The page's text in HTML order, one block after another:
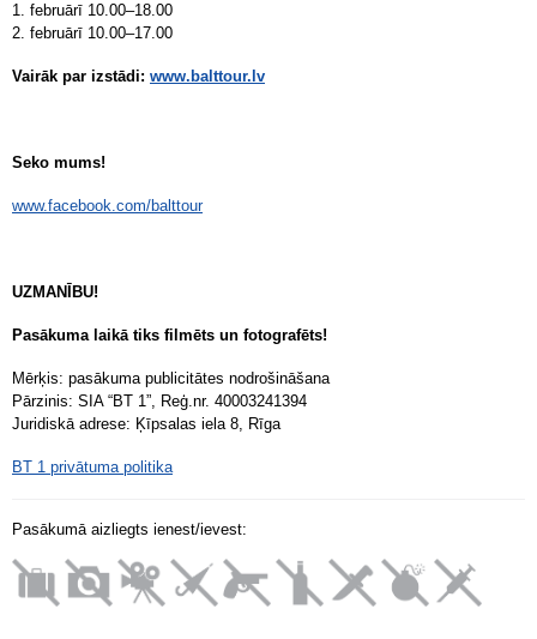
1. februārī 10.00–18.00
2. februārī 10.00–17.00
Vairāk par izstādi: www.balttour.lv
Seko mums!
www.facebook.com/balttour
UZMANĪBU!
Pasākuma laikā tiks filmēts un fotografēts!
Mērķis: pasākuma publicitātes nodrošināšana
Pārzinis: SIA “BT 1”, Reģ.nr. 40003241394
Juridiskā adrese: Ķīpsalas iela 8, Rīga
BT 1 privātuma politika
Pasākumā aizliegts ienest/ievest: